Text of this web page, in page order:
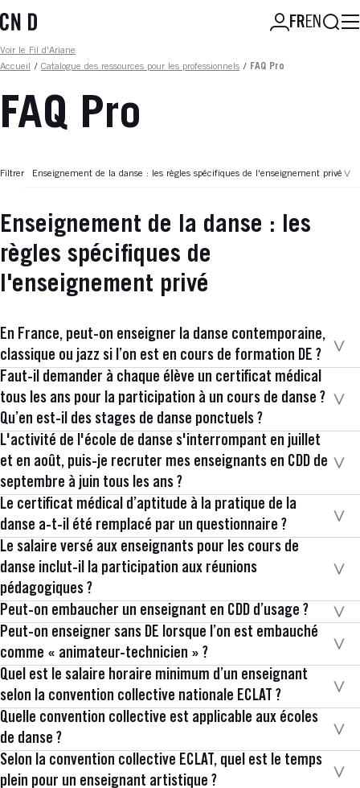
au
principal
FREN
Fil d'ariane
Voir le Fil d'Ariane
Accueil
/ Catalogue des ressources pour les professionnels / FAQ Pro
FAQ Pro
Filtrer Enseignement de la danse : les règles spécifiques de l'enseignement privé
Enseignement de la danse : les
règles spécifiques de
l'enseignement privé
En France, peut-on enseigner la danse contemporaine,
classique ou jazz si l’on est en cours de formation DE ?
Faut-il demander à chaque élève un certificat médical
tous les ans pour la participation à un cours de danse ?
Qu’en est-il des stages de danse ponctuels ?
L'activité de l'école de danse s'interrompant en juillet
et en août, puis-je recruter mes enseignants en CDD de
septembre à juin tous les ans ?
Le certificat médical d’aptitude à la pratique de la
danse a-t-il été remplacé par un questionnaire ?
Le salaire versé aux enseignants pour les cours de
danse inclut-il la participation aux réunions
pédagogiques ?
Peut-on embaucher un enseignant en CDD d’usage ?
Peut-on enseigner sans DE lorsque l’on est embauché
comme « animateur-technicien » ?
Quel est le salaire horaire minimum d’un enseignant
selon la convention collective nationale ECLAT ?
Quelle convention collective est applicable aux écoles
de danse ?
Selon la convention collective ECLAT, quel est le temps
plein pour un enseignant artistique ?